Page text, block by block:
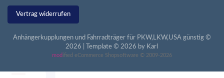
Vertrag widerrufen
Anhängerkupplungen und Fahrradträger für PKW,LKW,USA günstig ©
2026 | Template © 2026 by Karl
mod ified eCommerce Shopsoftware © 2009-2026